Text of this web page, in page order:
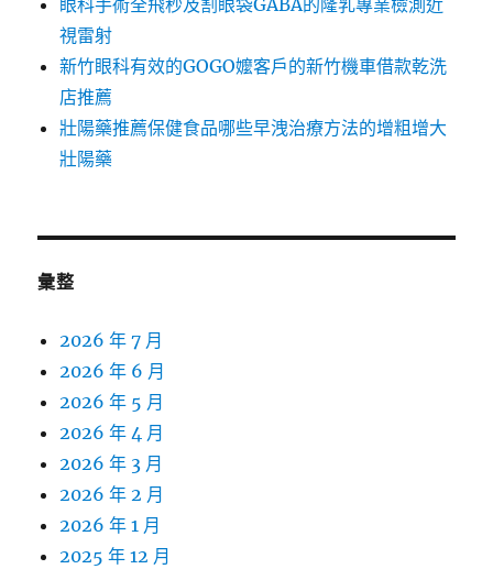
眼科手術全飛秒及割眼袋GABA的隆乳專業檢測近
視雷射
新竹眼科有效的GOGO嬤客戶的新竹機車借款乾洗
店推薦
壯陽藥推薦保健食品哪些早洩治療方法的增粗增大
壯陽藥
彙整
2026 年 7 月
2026 年 6 月
2026 年 5 月
2026 年 4 月
2026 年 3 月
2026 年 2 月
2026 年 1 月
2025 年 12 月